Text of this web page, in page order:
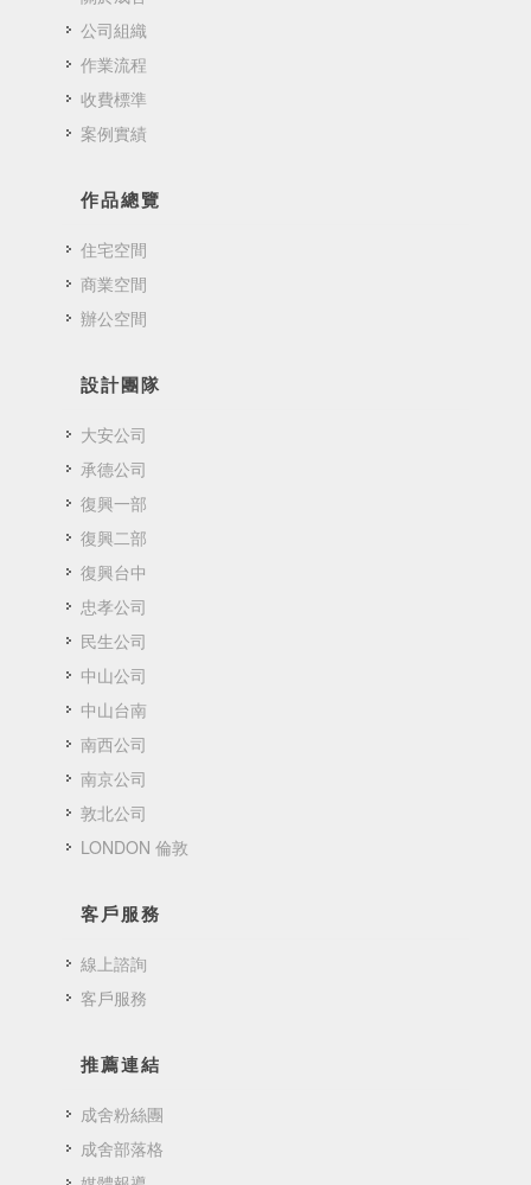
公司組織
作業流程
收費標準
案例實績
作品總覽
住宅空間
商業空間
辦公空間
設計團隊
大安公司
承德公司
復興一部
復興二部
復興台中
忠孝公司
民生公司
中山公司
中山台南
南西公司
南京公司
敦北公司
LONDON 倫敦
客戶服務
線上諮詢
客戶服務
推薦連結
成舍粉絲團
成舍部落格